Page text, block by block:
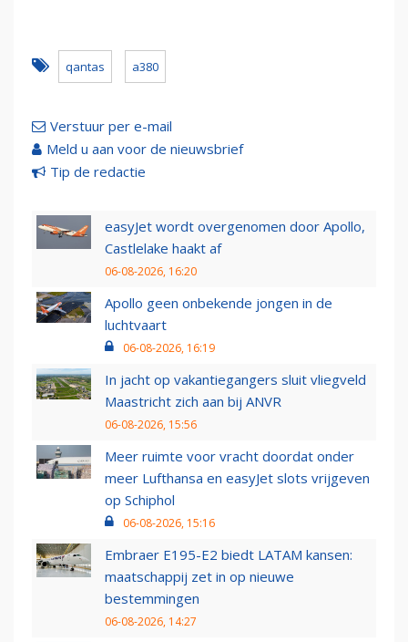
qantas a380
Verstuur per e-mail
Meld u aan voor de nieuwsbrief
Tip de redactie
easyJet wordt overgenomen door Apollo,
Castlelake haakt af
06-08-2026, 16:20
Apollo geen onbekende jongen in de
luchtvaart
06-08-2026, 16:19
In jacht op vakantiegangers sluit vliegveld
Maastricht zich aan bij ANVR
06-08-2026, 15:56
Meer ruimte voor vracht doordat onder
meer Lufthansa en easyJet slots vrijgeven
op Schiphol
06-08-2026, 15:16
Embraer E195-E2 biedt LATAM kansen:
maatschappij zet in op nieuwe
bestemmingen
06-08-2026, 14:27